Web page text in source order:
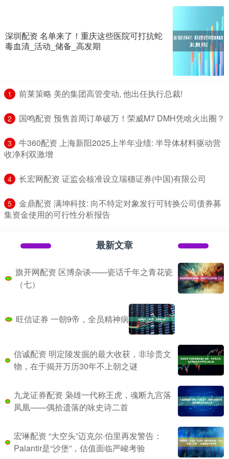
深圳配资 名单来了！重庆这些医院可打抗蛇
毒血清_活动_储备_高发期
1 ​前莱策略 美的集团高管变动, 他出任执行总裁!
2 ​国鸣配资 预售首周订单破万！荣威M7 DMH凭啥火出圈？
3
​牛360配资 上海新阳2025上半年业绩: 半导体材料驱动营
收净利双激增
4 ​长宏网配资 证监会核准设立瑞穗证券(中国)有限公司
5
​金鼎配资 满坤科技: 向不特定对象发行可转换公司债券募
集资金使用的可行性分析报告
最新文章
旗开网配资 区博杂谈——瓷话千年之青花瓷
（七）
旺信证券 一朝9帝，全员精神病
信诚配资 明定陵发掘的最大收获，非珍贵文
物，在于揭开万历30年不上朝之谜
九龙证券配资 枭雄一代称王虎，魂断九宫落
凤凰——偶拾遗落的咏史诗二首
宏琳配资 “大空头”迈克尔·伯里再发警告：
Palantir是“沙堡”，估值面临严峻考验